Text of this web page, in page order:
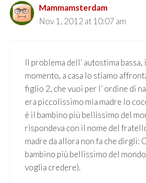
Mammamsterdam
Nov 1, 2012 at 10:07 am
Il problema dell’ autostima bassa,
momento, a casa lo stiamo
figlio 2, che vuoi per l’ ordine di
era piccolissimo mia madre lo
è il bambino più bellissimo del
rispondeva con il nome del
madre da allora non fa che dirgli:
bambino più bellissimo del
voglia credere).